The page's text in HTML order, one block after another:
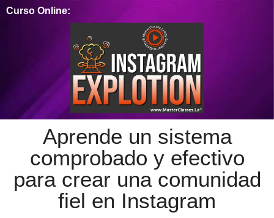
Curso Online:
Aprende un sistema
comprobado y efectivo
para crear una comunidad
fiel en Instagram